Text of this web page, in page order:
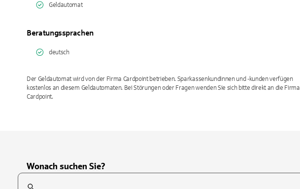
Geldautomat
Beratungssprachen
deutsch
Der Geldautomat wird von der Firma Cardpoint betrieben. Sparkassenkundinnen und -kunden verfügen
kostenlos an diesem Geldautomaten. Bei Störungen oder Fragen wenden Sie sich bitte direkt an die Firma
Cardpoint.
Wonach suchen Sie?
Suchfeld